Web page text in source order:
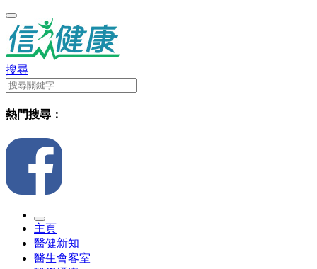
搜尋
熱門搜尋：
主頁
醫健新知
醫生會客室